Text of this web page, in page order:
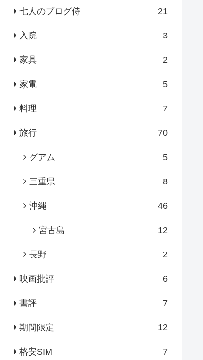
七人のブログ侍 21
入院 3
家具 2
家電 5
料理 7
旅行 70
グアム 5
三重県 8
沖縄 46
宮古島 12
長野 2
映画批評 6
書評 7
期間限定 12
格安SIM 7